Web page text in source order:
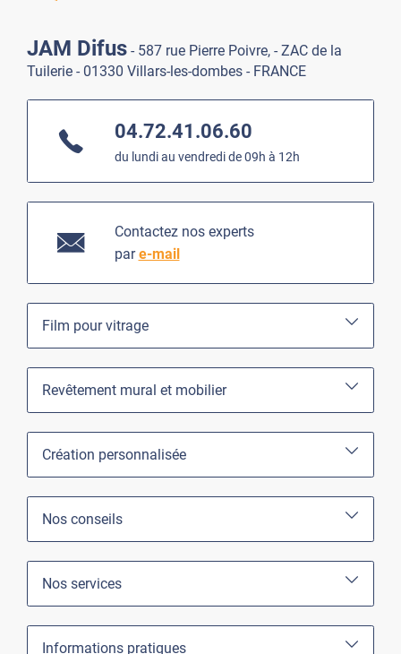
JAM Difus - 587 rue Pierre Poivre, - ZAC de la
Tuilerie - 01330 Villars-les-dombes - FRANCE
04.72.41.06.60
du lundi au vendredi de 09h à 12h
Contactez nos experts
pare-mail
Film pour vitrage
Revêtement mural et mobilier
Création personnalisée
Nos conseils
Nos services
Informations pratiques